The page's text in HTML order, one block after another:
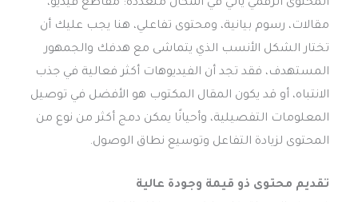
المحتوى الرقمي يأتي في أشكال متعددة: مقاطع فيديو،
مقالات، رسوم بيانية، ومحتوى تفاعلي، هنا يجب عليك أن
تختار الشكل الأنسب الذي يتماشى مع هدفك والجمهور
المستهدف، فقد تجد أن الفيديوهات أكثر فعالية في جذب
الانتباه، أو قد يكون المقال المكتوب هو الأفضل في توصيل
المعلومات التفصيلية، وأحيانًا يمكن دمج أكثر من نوع من
المحتوى لزيادة التفاعل وتوسيع نطاق الوصول.
تقديم محتوى ذو قيمة وجودة عالية